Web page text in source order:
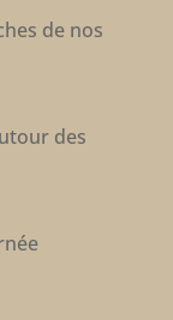
de nos
des